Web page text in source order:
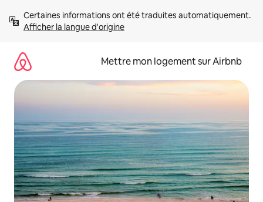
directement
Afficher la langue d'origine
Mettre mon logement sur Airbnb